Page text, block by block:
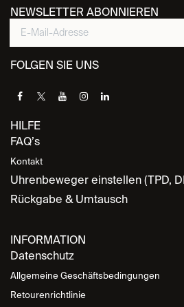
NEWSLETTER ABONNIEREN
FOLGEN SIE UNS
HILFE
FAQ’s
Kontakt
Uhrenbeweger einstellen (TPD,
Rückgabe & Umtausch
INFORMATION
Datenschutz
Allgemeine Geschäftsbedingungen
Retourenrichtlinie